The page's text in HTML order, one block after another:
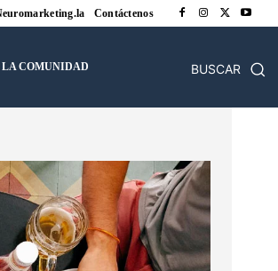
Contáctenos
LA COMUNIDAD BUSCAR